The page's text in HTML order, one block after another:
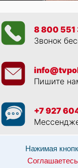
Нажимая
8 800 551
Звонок
Пишите
+7 927
Просматривая данный
Разрешаете обработку